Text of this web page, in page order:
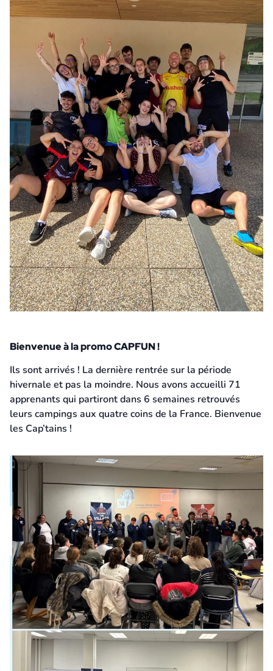
Bienvenue à la promo CAPFUN !
Ils sont arrivés ! La dernière rentrée sur la période
hivernale et pas la moindre. Nous avons accueilli 71
apprenants qui partiront dans 6 semaines retrouvés
leurs campings aux quatre coins de la France. Bienvenue
les Cap’tains !